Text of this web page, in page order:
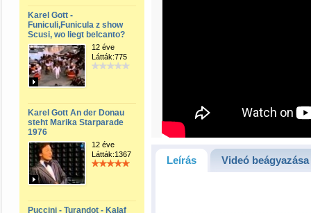
Karel Gott -
Funiculi,Funicula z show
Scusi, wo liegt belcanto?
12 éve
Látták:775
Karel Gott An der Donau
steht Marika Starparade
1976
12 éve
Látták:1367
Puccini - Turandot - Kalaf
Leírás Videó beágyazása